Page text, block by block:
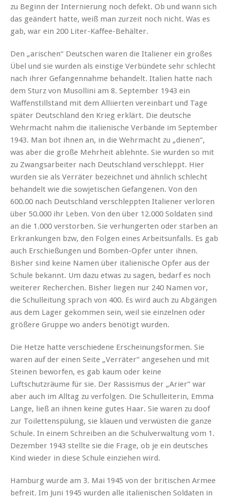
zu Beginn der Internierung noch defekt. Ob und wann sich
das geändert hatte, weiß man zurzeit noch nicht. Was es
gab, war ein 200 Liter-Kaffee-Behälter.
Den „arischen“ Deutschen waren die Italiener ein großes
Übel und sie wurden als einstige Verbündete sehr schlecht
nach ihrer Gefangennahme behandelt. Italien hatte nach
dem Sturz von Musollini am 8. September 1943 ein
Waffenstillstand mit dem Alliierten vereinbart und Tage
später Deutschland den Krieg erklärt. Die deutsche
Wehrmacht nahm die italienische Verbände im September
1943. Man bot ihnen an, in die Wehrmacht zu „dienen“,
was aber die große Mehrheit ablehnte. Sie wurden so mit
zu Zwangsarbeiter nach Deutschland verschleppt. Hier
wurden sie als Verräter bezeichnet und ähnlich schlecht
behandelt wie die sowjetischen Gefangenen. Von den
600.00 nach Deutschland verschleppten Italiener verloren
über 50.000 ihr Leben. Von den über 12.000 Soldaten sind
an die 1.000 verstorben. Sie verhungerten oder starben an
Erkrankungen bzw, den Folgen eines Arbeitsunfalls. Es gab
auch Erschießungen und Bomben-Opfer unter ihnen.
Bisher sind keine Namen über italienische Opfer aus der
Schule bekannt. Um dazu etwas zu sagen, bedarf es noch
weiterer Recherchen. Bisher liegen nur 240 Namen vor,
die Schulleitung sprach von 400. Es wird auch zu Abgängen
aus dem Lager gekommen sein, weil sie einzelnen oder
größere Gruppe wo anders benötigt wurden.
Die Hetze hatte verschiedene Erscheinungsformen. Sie
waren auf der einen Seite „Verräter“ angesehen und mit
Steinen beworfen, es gab kaum oder keine
Luftschutzräume für sie. Der Rassismus der „Arier“ war
aber auch im Alltag zu verfolgen. Die Schulleiterin, Emma
Lange, ließ an ihnen keine gutes Haar. Sie waren zu doof
zur Toilettenspülung, sie klauen und verwüsten die ganze
Schule. In einem Schreiben an die Schulverwaltung vom 1.
Dezember 1943 stellte sie die Frage, ob je ein deutsches
Kind wieder in diese Schule einziehen wird.
Hamburg wurde am 3. Mai 1945 von der britischen Armee
befreit. Im Juni 1945 wurden alle italienischen Soldaten in